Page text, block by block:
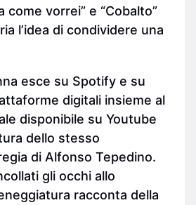
come vorrei” e “Cobalto”
l’idea di condividere una
esce su Spotify e su
digitali insieme al
disponibile su Youtube
dello stesso
di Alfonso Tepedino.
gli occhi allo
racconta della